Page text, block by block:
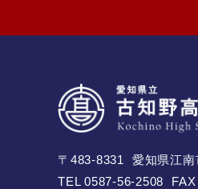
〒483-8331
愛知県江
TEL 0587-56-2508